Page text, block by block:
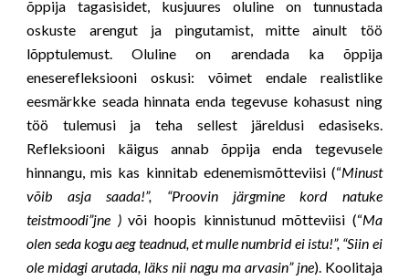
õppija tagasisidet, kusjuures oluline on tunnustada
oskuste arengut ja pingutamist, mitte ainult töö
lõpptulemust. Oluline on arendada ka õppija
eneserefleksiooni oskusi: võimet endale realistlike
eesmärkke seada hinnata enda tegevuse kohasust ning
töö tulemusi ja teha sellest järeldusi edasiseks.
Refleksiooni käigus annab õppija enda tegevusele
hinnangu, mis kas kinnitab edenemismõtteviisi (“Minust
võib asja saada!”, “Proovin järgmine kord natuke
teistmoodi”jne )või hoopis kinnistunud mõtteviisi (“Ma
olen seda kogu aeg teadnud, et mulle numbrid ei istu!”, “Siin ei
ole midagi arutada, läks nii nagu ma arvasin” jne). Koolitaja